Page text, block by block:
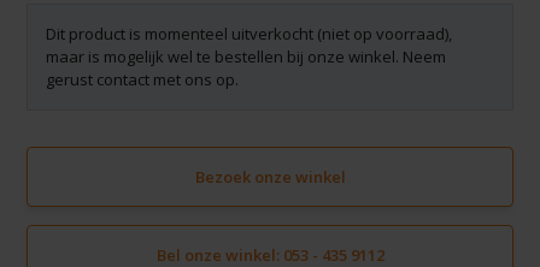
Dit product is momenteel uitverkocht (niet op voorraad),
maar is mogelijk wel te bestellen bij onze winkel. Neem
gerust contact met ons op.
Bezoek onze winkel
Bel onze winkel: 053 - 435 9112